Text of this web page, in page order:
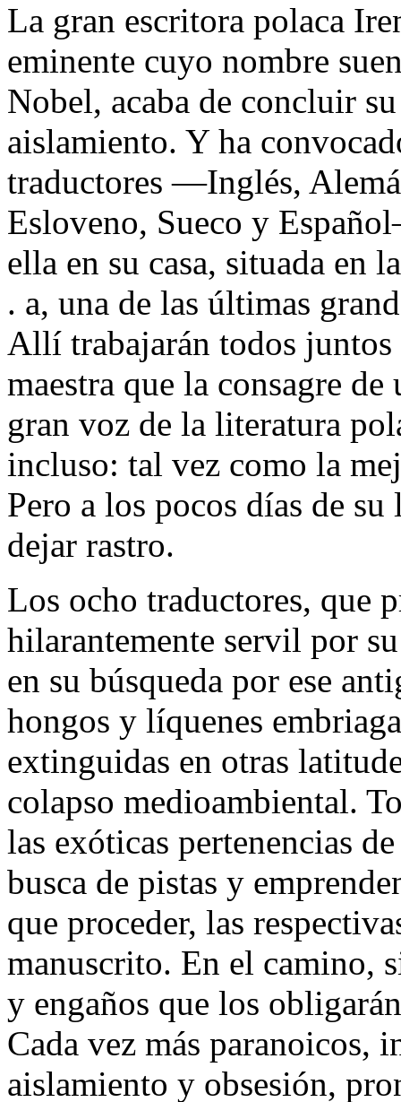
La gran escritora polaca
eminente cuyo nombre
Nobel, acaba de concluir
aislamiento. Y ha
traductores —Inglés,
Esloveno, Sueco y
ella en su casa, situada en
. a, una de las últimas
Allí trabajarán todos juntos
maestra que la consagre
gran voz de la literatura
incluso: tal vez como la
Pero a los pocos días de
dejar rastro.
Los ocho traductores, que
hilarantemente servil por
en su búsqueda por ese
hongos y líquenes
extinguidas en otras
colapso medioambiental.
las exóticas pertenencias
busca de pistas y
que proceder, las
manuscrito. En el camino,
y engaños que los
Cada vez más paranoicos,
aislamiento y obsesión,